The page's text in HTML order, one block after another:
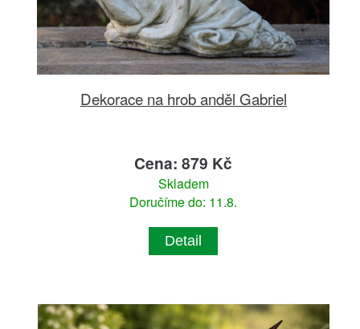
Dekorace na hrob anděl Gabriel
Cena: 879 Kč
Skladem
Doručíme do: 11.8.
Detail